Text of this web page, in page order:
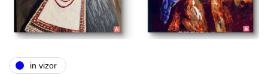
in vizor